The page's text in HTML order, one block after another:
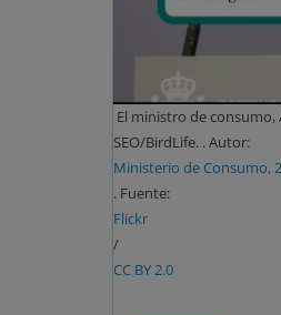
El ministro de consumo,
SEO/BirdLife. . Autor:
Ministerio de Consumo,
. Fuente:
Flickr
/
CC BY 2.0